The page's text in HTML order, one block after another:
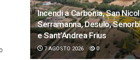
Incendi a Carbonia, San
Serramanna, Desulo,
e Sant’Andrea Frius
7 AGOSTO 2026 0